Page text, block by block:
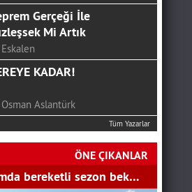
Gerçeği İle
Mi Artık
KADAR!
Aslantürk
SONRA
Sofrası...
Tüm Yazarlar
ÖNE ÇIKANLAR
bereketli sezon bek…